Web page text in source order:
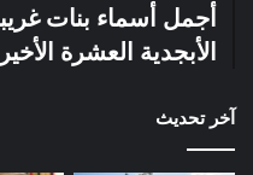
أجمل أسماء بنات
الأبجدية العشرة
آخر تحديث